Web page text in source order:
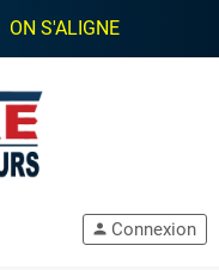
ON S'ALIGNE
person Connexion